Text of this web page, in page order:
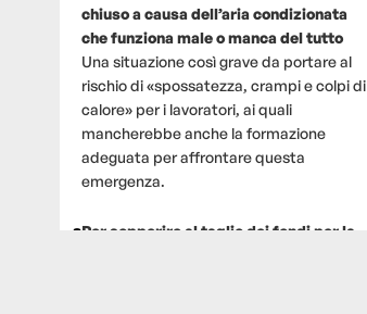
chiuso a causa dell’aria condizionata
che funziona male o manca del tutto
Una situazione così grave da portare al
rischio di «spossatezza, crampi e colpi di
calore» per i lavoratori, ai quali
mancherebbe anche la formazione
adeguata per affrontare questa
emergenza.
Per sopperire al taglio dei fondi per la